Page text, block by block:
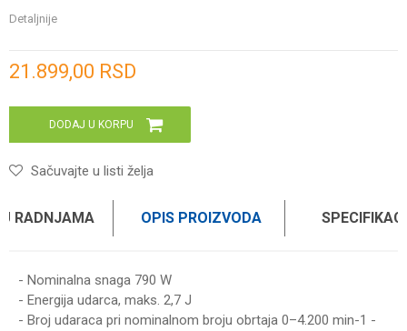
Detaljnije
21.899,00 RSD
DODAJ U KORPU
Sačuvajte u listi želja
RADNJAMA OPIS PROIZVODA
- Nominalna snaga 790 W
- Energija udarca, maks. 2,7 J
- Broj udaraca pri nominalnom broju obrtaja 0–4.200 min-1 -